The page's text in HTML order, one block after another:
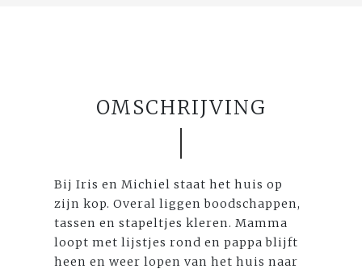
OMSCHRIJVING
Bij Iris en Michiel staat het huis op
zijn kop. Overal liggen boodschappen,
tassen en stapeltjes kleren. Mamma
loopt met lijstjes rond en pappa blijft
heen en weer lopen van het huis naar